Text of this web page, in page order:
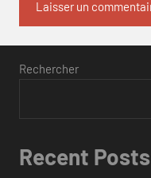
Rechercher
Recent Posts